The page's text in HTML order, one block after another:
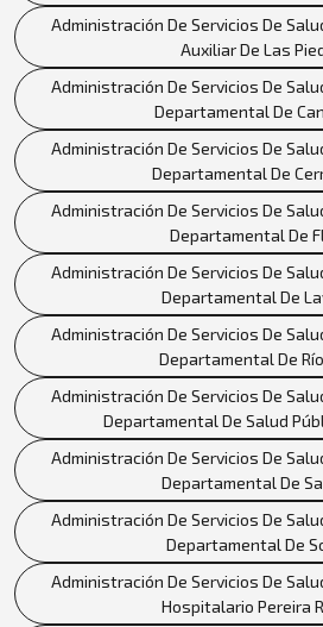
Administración De Servicios De
Auxiliar De Las
Administración De Servicios De
Departamental De
Administración De Servicios De
Departamental De
Administración De Servicios De
Departamental De
Administración De Servicios De
Departamental De
Administración De Servicios De
Departamental De
Administración De Servicios De
Departamental De Salud
Administración De Servicios De
Departamental De
Administración De Servicios De
Departamental De
Administración De Servicios De
Hospitalario Pereira